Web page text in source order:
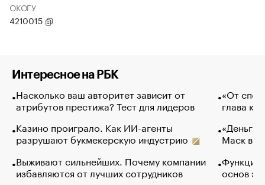
ОКОГУ
4210015
Интересное на РБК
Насколько ваш авторитет зависит от
атрибутов престижа? Тест для лидеров
Казино проиграло. Как ИИ-агенты
разрушают букмекерскую индустрию
Выживают сильнейших. Почему компании
избавляются от лучших сотрудников
«От
глава
«Деньги
Маск в
Функции
основ